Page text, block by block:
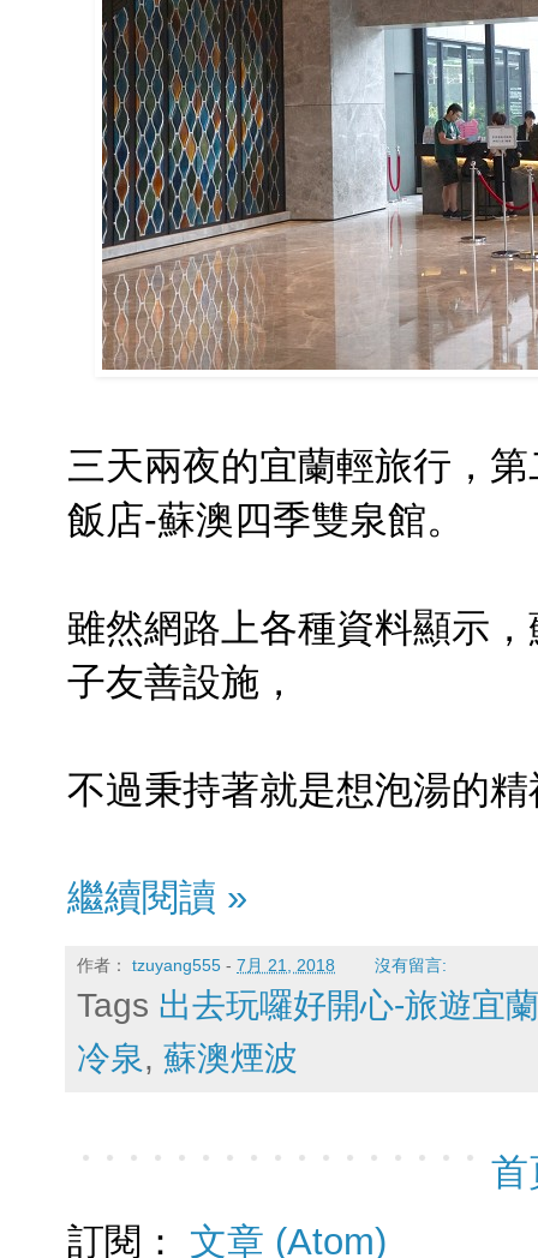
三天兩夜的宜蘭輕旅行，
飯店-蘇澳四季雙泉館。
雖然網路上各種資料顯示
子友善設施，
不過秉持著就是想泡湯的
繼續閱讀 »
作者： tzuyang555 - 7月 21, 2018 沒有留言:
Tags 出去玩囉好開心-旅遊宜蘭
冷泉, 蘇澳煙波
首
訂閱： 文章 (Atom)